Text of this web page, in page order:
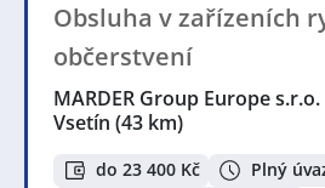
Obsluha v zařízeních
občerstvení
MARDER Group Europe s.r.o.
Vsetín (43 km)
do 23 400 Kč
Plný